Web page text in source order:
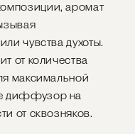
аромат
чувства духоты.
от количества
максимальной
диффузор на
от сквозняков.